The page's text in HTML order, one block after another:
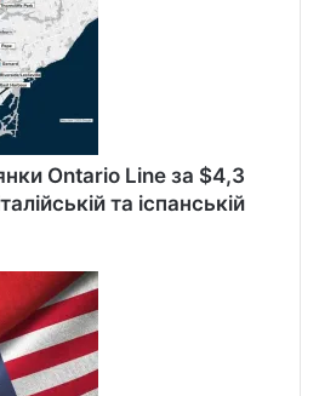
Ontario Line за $4,3
та іспанській